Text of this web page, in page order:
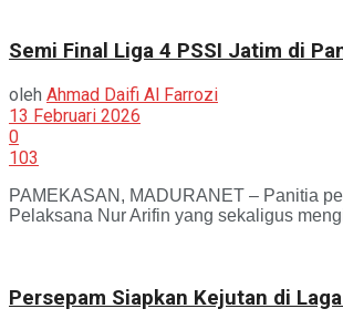
Semi Final Liga 4 PSSI Jatim di
oleh Ahmad Daifi Al Farrozi
13 Februari 2026
0
103
PAMEKASAN, MADURANET – Panitia
Pelaksana Nur Arifin yang sekaligus
Persepam Siapkan Kejutan di